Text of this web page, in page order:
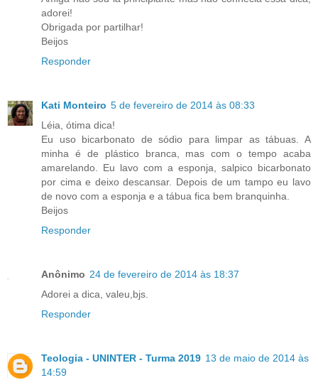
adorei!
Obrigada por partilhar!
Beijos
Responder
Kati Monteiro 5 de fevereiro de 2014 às 08:33
Léia, ótima dica!
Eu uso bicarbonato de sódio para limpar as tábuas. A
minha é de plástico branca, mas com o tempo acaba
amarelando. Eu lavo com a esponja, salpico bicarbonato
por cima e deixo descansar. Depois de um tampo eu lavo
de novo com a esponja e a tábua fica bem branquinha.
Beijos
Responder
Anônimo 24 de fevereiro de 2014 às 18:37
Adorei a dica, valeu,bjs.
Responder
Teologia - UNINTER - Turma 2019 13 de maio de 2014 às
14:59